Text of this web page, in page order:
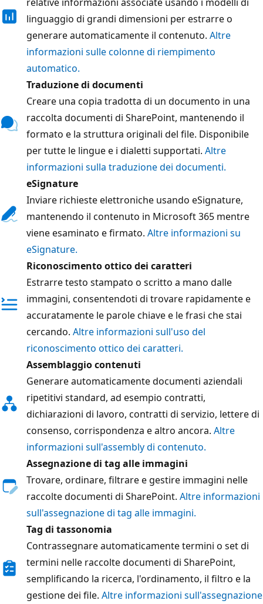
linguaggio di grandi dimensioni per estrarre o
generare automaticamente il contenuto. Altre
informazioni sulle colonne di riempimento
automatico.
Traduzione di documenti
Creare una copia tradotta di un documento in una
raccolta documenti di SharePoint, mantenendo il
formato e la struttura originali del file. Disponibile
per tutte le lingue e i dialetti supportati. Altre
informazioni sulla traduzione dei documenti.
eSignature
Inviare richieste elettroniche usando eSignature,
mantenendo il contenuto in Microsoft 365 mentre
viene esaminato e firmato. Altre informazioni su
eSignature.
Riconoscimento ottico dei caratteri
Estrarre testo stampato o scritto a mano dalle
immagini, consentendoti di trovare rapidamente e
accuratamente le parole chiave e le frasi che stai
cercando. Altre informazioni sull'uso del
riconoscimento ottico dei caratteri.
Assemblaggio contenuti
Generare automaticamente documenti aziendali
ripetitivi standard, ad esempio contratti,
dichiarazioni di lavoro, contratti di servizio, lettere di
consenso, corrispondenza e altro ancora. Altre
informazioni sull'assembly di contenuto.
Assegnazione di tag alle immagini
Trovare, ordinare, filtrare e gestire immagini nelle
raccolte documenti di SharePoint. Altre informazioni
sull'assegnazione di tag alle immagini.
Tag di tassonomia
Contrassegnare automaticamente termini o set di
termini nelle raccolte documenti di SharePoint,
semplificando la ricerca, l'ordinamento, il filtro e la
gestione dei file. Altre informazioni sull'assegnazione